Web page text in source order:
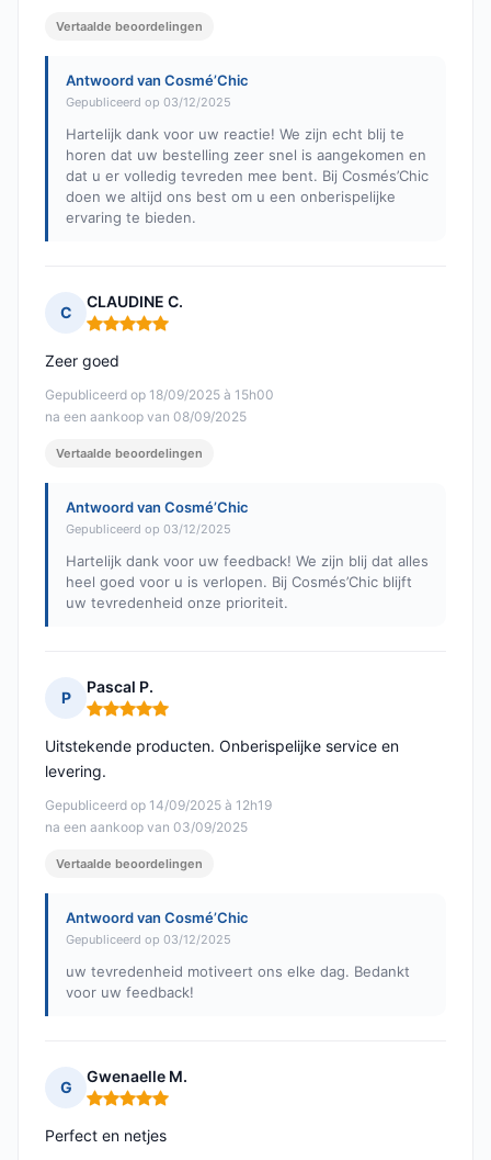
Vertaalde beoordelingen
Antwoord van Cosmé’Chic
Gepubliceerd op 03/12/2025
Hartelijk dank voor uw reactie! We zijn echt blij te
horen dat uw bestelling zeer snel is aangekomen en
dat u er volledig tevreden mee bent. Bij Cosmés’Chic
doen we altijd ons best om u een onberispelijke
ervaring te bieden.
C
CLAUDINE C.
Opmerking: 5 van 5
Gepubliceerd op 18/09/2025 à 15h00
na een aankoop van 08/09/2025
Zeer goed
Vertaalde beoordelingen
Antwoord van Cosmé’Chic
Gepubliceerd op 03/12/2025
Hartelijk dank voor uw feedback! We zijn blij dat alles
heel goed voor u is verlopen. Bij Cosmés’Chic blijft
uw tevredenheid onze prioriteit.
P
Pascal P.
Opmerking: 5 van 5
Gepubliceerd op 14/09/2025 à 12h19
na een aankoop van 03/09/2025
Uitstekende producten. Onberispelijke service en
levering.
Vertaalde beoordelingen
Antwoord van Cosmé’Chic
Gepubliceerd op 03/12/2025
uw tevredenheid motiveert ons elke dag. Bedankt
voor uw feedback!
G
Gwenaelle M.
Opmerking: 5 van 5
Perfect en netjes